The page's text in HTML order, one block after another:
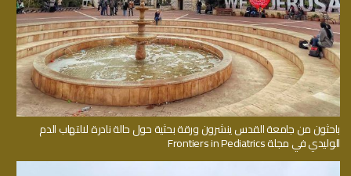
باحثون من جامعة القدس ينشرون ورقة بحثية حول حالة نادرة لالتهاب الدم
الوليدي في مجلة Frontiers in Pediatrics